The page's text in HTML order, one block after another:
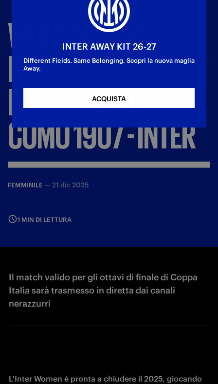
WOMEN,COPPA
ITALIA:LE
FORMAZIONIDI
COMO1907-INTER
FEMMINILE — 21 dic 2025
1 MIN DI LETTURA
Il match valido per gli ottavi di finale di Coppa
Italia sarà trasmesso in diretta dai canali
nerazzurri
L'Inter Women è pronta a chiudere il 2025, giocando
INTER AWAY KIT 26-27
Different Fields. Same Belonging. Scopri la nuova maglia
Away.
ACQUISTA